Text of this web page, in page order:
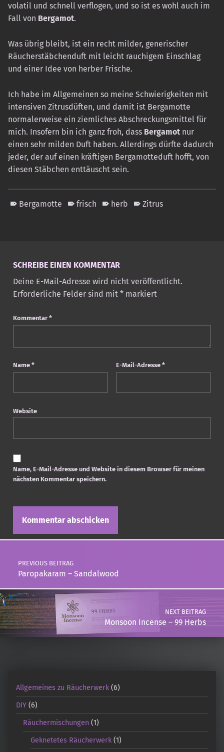
volatil und schnell verflogen, und so ist es wohl auch im
Fall von Bergamot.
Was übrig bleibt, ist ein recht milder, generischer
Räucherstäbchenduft mit leicht rauchigem Einschlag
und einer Idee von herber Frische.
Ich habe im Allgemeinen so meine Schwierigkeiten mit
intensiven Zitrusdüften, und damit ist Bergamotte
normalerweise ein ziemliches Abschreckungsmittel für
mich. Insofern bin ich ganz froh, dass Bergamot nur
einen sehr milden Duft haben. Allerdings dürfte dadurch
jeder, der auf einen kräftigen Bergamotteduft hofft, von
diesen Stäbchen enttäuscht sein.
Bergamotte frisch herb Zitrus
SCHREIBE EINEN KOMMENTAR
Deine E-Mail-Adresse wird nicht veröffentlicht.
Erforderliche Felder sind mit *markiert
Kommentar *
Name * E-Mail-Adresse *
Website
Name, E-Mail-Adresse und Website in diesem Browser für meinen
nächsten Kommentar speichern.
Post navigation
PREVIOUS BEITRAG
Paropakaram – Sandalwood
NEXT BEITRAG
Monsoon Incense – 99 Herbs
Allgemeines zu Räucherwerk (6)
DIY (6)
Räuchermischungen (1)
Geknetetes Räucherwerk(1)